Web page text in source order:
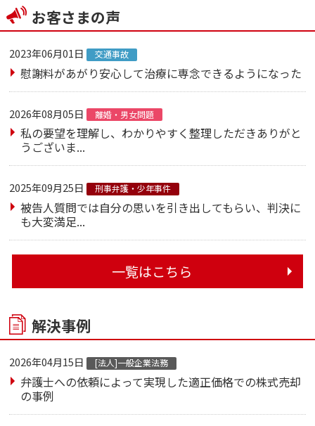
お客さまの声
2023年06月01日 交通事故
慰謝料があがり安心して治療に専念できるようになった
2026年08月05日 離婚・男女問題
私の要望を理解し、わかりやすく整理しただきありがと
うございま...
2025年09月25日 刑事弁護・少年事件
被告人質問では自分の思いを引き出してもらい、判決に
も大変満足...
一覧はこちら
解決事例
2026年04月15日 [法人]一般企業法務
弁護士への依頼によって実現した適正価格での株式売却
の事例